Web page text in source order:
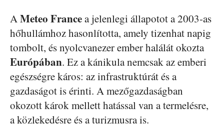
AMeteo Francea jelenlegi állapotot a 2003-as
hőhullámhoz hasonlította, amely tizenhat napig
tombolt, és nyolcvanezer ember halálát okozta
Európában. Ez a kánikula nemcsak az emberi
egészségre káros: az infrastruktúrát és a
gazdaságot is érinti. A mezőgazdaságban
okozott károk mellett hatással van a termelésre,
a közlekedésre és a turizmusra is.